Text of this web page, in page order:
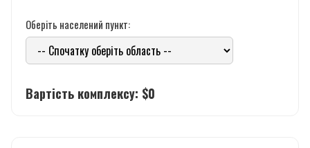
Оберіть населений пункт:
Вартість комплексу: $0